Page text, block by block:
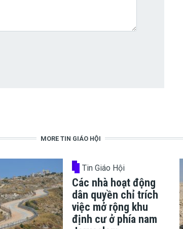
MORE TIN GIÁO HỘI
Tin Giáo Hội
Các nhà hoạt động
dân quyền chỉ trích
việc mở rộng khu
định cư ở phía nam